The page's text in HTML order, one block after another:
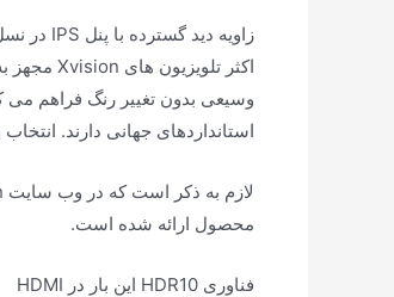
زاویه دید گسترده با پنل IPS در نسل جدید تلویزیون های Xvision
استانداردهای جهانی دارند.
محصول ارائه شده است.
فناوری HDR10 این بار در HDMI